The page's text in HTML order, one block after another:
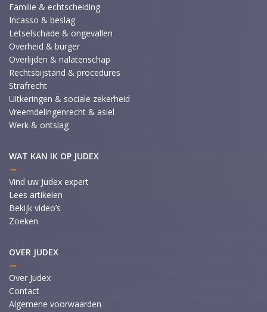
Familie & echtscheiding
Incasso & beslag
Letselschade & ongevallen
Overheid & burger
Overlijden & nalatenschap
Rechtsbijstand & procedures
Strafrecht
Uitkeringen & sociale zekerheid
Vreemdelingenrecht & asiel
Werk & ontslag
WAT KAN IK OP JUDEX
Vind uw Judex expert
Lees artikelen
Bekijk video’s
Zoeken
OVER JUDEX
Over Judex
Contact
Algemene voorwaarden